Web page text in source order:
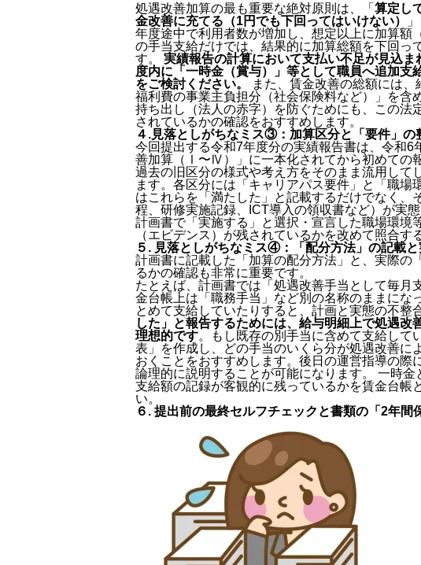
処遇改善加算の最も重要な絶対原則は、「 算定し
金改善に充てる（1円でも下回ってはいけない）
年度途中で利用者数が増加し、想定以上に加算額
の手当支給だけでは、結果的に加算総額を下回っ
す。
実績報告の計算において支払い不足が見込
度内に「一時金（賞与）」等として職員へ追加
をご検討ください。
また、賃金改善の総額には
福利費の事業主負担分（社会保険料など）」を含
持ち出し（法人の赤字）を防ぐためにも、この法
されているかの確認をおすすめします。
４.見落としがちなミス③：加算区分と「要件」の
今回提出する令和7年度分の実績報告書は、令和
善加算（Ⅰ〜Ⅳ）」に一本化されてから初めての
過去の旧区分の様式や考え方をそのまま流用して
ます。各区分には「キャリアパス要件」と「職
はこれらを「満たした」と記載するだけでなく、
程、研修実施記録、ICT導入の領収書など）が実
計画書で「実施する」と選択・宣言した職場環境
（エビデンス）が残されているかを改めて照合す
５. 見落としがちなミス④：「配分方法」の記載
計画書に記載した「加算の配分方法」と、実際の
るかの確認も非常に重要です。
たとえば、計画書では「処遇改善手当として毎
金台帳上は「職務手当」など別の名称のままにな
とめて支給していたりすると、計画と実態の不整
した」と報告するためには、給与明細上で処遇
理想的です。もし既存の別手当に含めて支給して
表」を作成し、どの手当のいくら分が処遇改善に
おくことをおすすめします。後日の運営指導の際
論理的に説明することが可能になります。 一時
支給額の記録が客観的に残っているかを賃金台帳
い。
６. 提出前の最終セルフチェックと書類の「2年間